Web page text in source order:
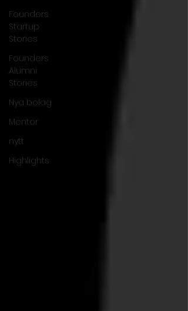
Founders
Startup
Stories
Founders
Alumni
Stories
Nya bolag
Mentor
nytt
Highlights